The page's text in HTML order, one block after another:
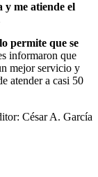
y me atiende el
permite que se
informaron que
mejor servicio y
atender a casi 50
César A. García